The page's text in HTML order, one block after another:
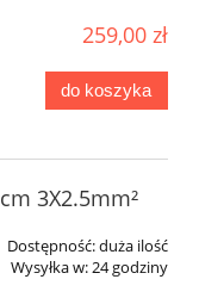
259,00 zł
do koszyka
3X2.5mm²
Dostępność:duża ilość
Wysyłka w:24 godziny